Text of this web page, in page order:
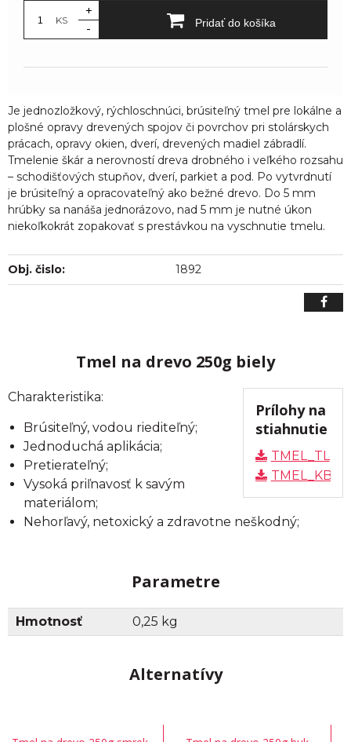
KS
+
-
Pridať do košíka
Je jednozložkový, rýchloschnúci, brúsiteľný tmel pre lokálne a
plošné opravy drevených spojov či povrchov pri stolárskych
prácach, opravy okien, dverí, drevených madiel zábradlí.
Tmelenie škár a nerovností dreva drobného i veľkého rozsahu
– schodišťových stupňov, dverí, parkiet a pod. Po vytvrdnutí
je brúsiteľný a opracovateľný ako bežné drevo. Do 5 mm
hrúbky sa nanáša jednorázovo, nad 5 mm je nutné úkon
niekoľkokrát zopakovať s prestávkou na vyschnutie tmelu.
Obj. čislo: 1892
Tmel na drevo 250g biely
Prílohy na
stiahnutie
TMEL_TL
TMEL_KBU
Charakteristika:
Brúsiteľný, vodou riediteľný;
Jednoduchá aplikácia;
Pretierateľný;
Vysoká priľnavosť k savým
materiálom;
Nehorľavý, netoxický a zdravotne neškodný;
Parametre
Hmotnosť 0,25 kg
Alternatívy